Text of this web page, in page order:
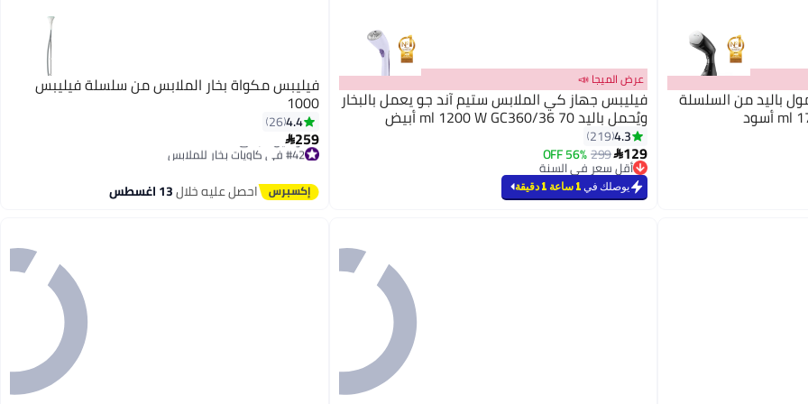
باليد من السلسلة
عرض الميجا 📣
فيليبس جهاز كي الملابس ستيم آند جو يعمل بالبخار
ويُحمل باليد 70 ml 1200 W GC360/36 أبيض
4.3
219
129
299
56% OFF
أقل سعر في السنة
أقل سعر في السنة
يوصلك في 1 ساعة 1 دقيقة
فيليبس مكواة بخار الملابس من سلسلة فيليبس
1000
4.4
26
259
#42 في كاويات بخار للملابس
#42 في كاويات بخار للملابس احصل عليه خلال13 اغسطس